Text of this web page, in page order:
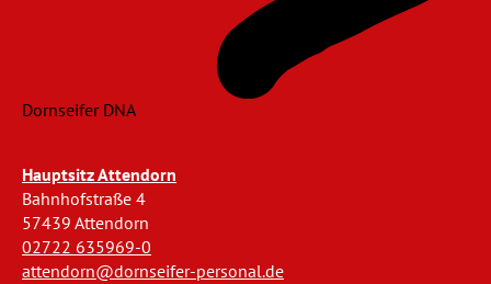
Dornseifer DNA
Hauptsitz Attendorn
Bahnhofstraße 4
57439 Attendorn
02722 635969-0
attendorn@dornseifer-personal.de